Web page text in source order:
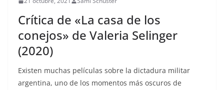
Crítica de «La casa de los
conejos» de Valeria Selinger
(2020)
Existen muchas películas sobre la dictadura militar
argentina, uno de los momentos más oscuros de